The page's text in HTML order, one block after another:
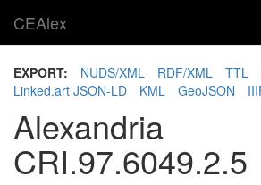
CEAlex
EXPORT: NUDS/XML RDF/XML TTL
Linked.art JSON-LD
KML GeoJSON
Alexandria
CRI.97.6049.2.5